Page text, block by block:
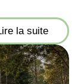
la suite